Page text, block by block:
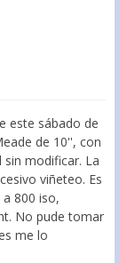
este sábado de
de 10'', con
modificar. La
viñeteo. Es
800 iso,
No pude tomar
me lo